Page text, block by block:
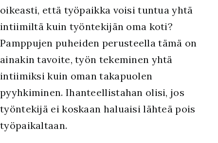
oikeasti, että työpaikka voisi tuntua yhtä
intiimiltä kuin työntekijän oma koti?
Pamppujen puheiden perusteella tämä on
ainakin tavoite, työn tekeminen yhtä
intiimiksi kuin oman takapuolen
pyyhkiminen. Ihanteellistahan olisi, jos
työntekijä ei koskaan haluaisi lähteä pois
työpaikaltaan.